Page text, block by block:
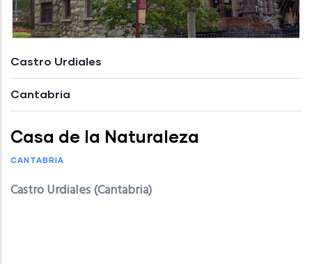
Castro Urdiales
Cantabria
Casa de la Naturaleza
CANTABRIA
Castro Urdiales (Cantabria)